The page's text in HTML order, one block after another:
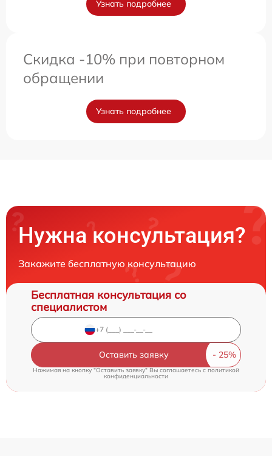
Узнать подробнее
Скидка -10% при повторном
обращении
Узнать подробнее
Нужна консультация?
Закажите бесплатную консультацию
Бесплатная консультация со
специалистом
Оставить заявку
Нажимая на кнопку "Оставить заявку" Вы соглашаетесь cполитикой
конфиденциальности